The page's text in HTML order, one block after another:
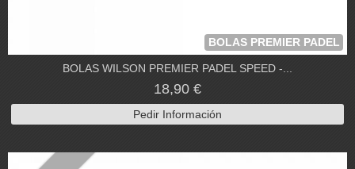
BOLAS PREMIER PADEL
BOLAS WILSON PREMIER PADEL SPEED -...
18,90 €
Pedir Información